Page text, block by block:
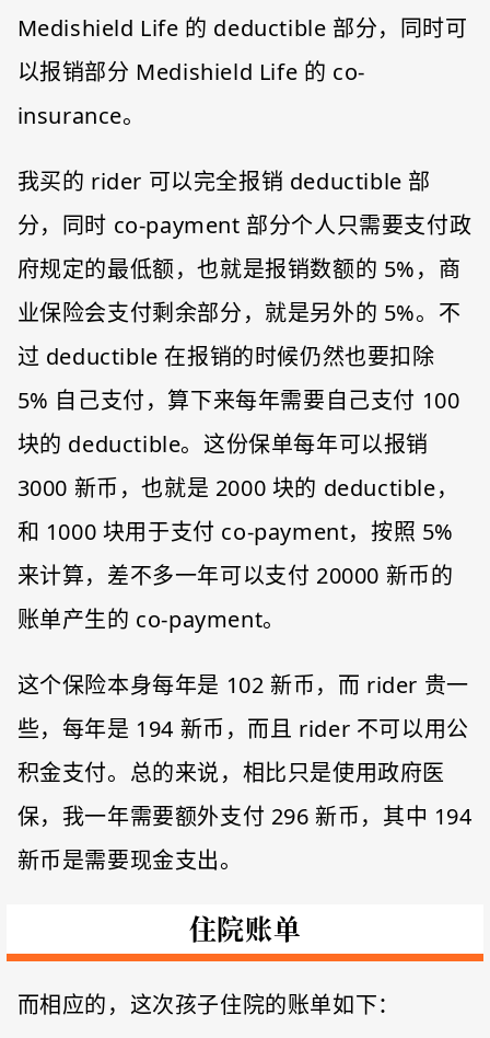
Medishield Life 的 deductible 部分，同时可
以报销部分 Medishield Life 的 co-
insurance。
我买的 rider 可以完全报销 deductible 部
分，同时 co-payment 部分个人只需要支付政
府规定的最低额，也就是报销数额的 5%，商
业保险会支付剩余部分，就是另外的 5%。不
过 deductible 在报销的时候仍然也要扣除
5% 自己支付，算下来每年需要自己支付 100
块的 deductible。这份保单每年可以报销
3000 新币，也就是 2000 块的 deductible，
和 1000 块用于支付 co-payment，按照 5%
来计算，差不多一年可以支付 20000 新币的
账单产生的 co-payment。
这个保险本身每年是 102 新币，而 rider 贵一
些，每年是 194 新币，而且 rider 不可以用公
积金支付。总的来说，相比只是使用政府医
保，我一年需要额外支付 296 新币，其中 194
新币是需要现金支出。
住院账单
而相应的，这次孩子住院的账单如下：